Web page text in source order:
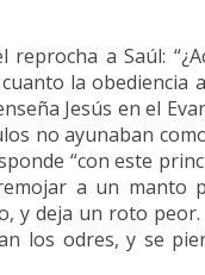
a Saúl:
la obediencia
Jesús en el
no ayunaban
“con este
a un manto
y deja un roto
los odres, y se